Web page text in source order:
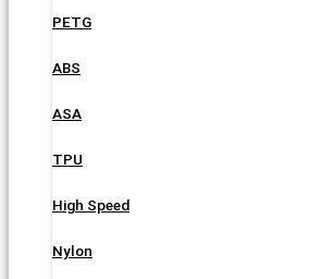
PETG
ABS
ASA
TPU
High Speed
Nylon